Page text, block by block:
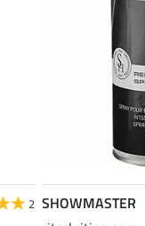
2 SHOWMASTER